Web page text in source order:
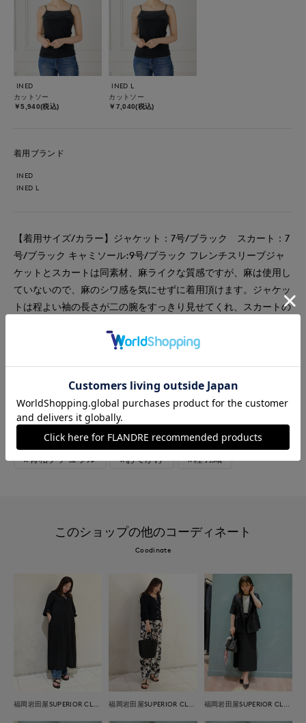
INED
カットソー
￥5,940(税込)
INED L
カットソー
￥7,040(税込)
着用ブランド
INED
INED L
【着用サイズ/カラー】ジャケット：7号/ブラック スカート：7
号/ブラック キャミソール:9号/ブラック フレンチスリーブジャ
ケットとスカートは同素材、麻ライクな質感ですが、麻は使用し
ていないので、麻のシワ感を気にせずに着用頂けます。ジャケッ
トは程よい袖の長さが二の腕をすっきり見せてくれ、スカートの
す。今回は上下で合わせて着用してみましたが、ボトムやジャケ
#スカート #ジャケット #オフィスカジュアル
#ウォッシャブル #イージーケア
#骨格ナチュラル #おでかけ #軽羽織
このショップの他のコーディネート
Coodinate